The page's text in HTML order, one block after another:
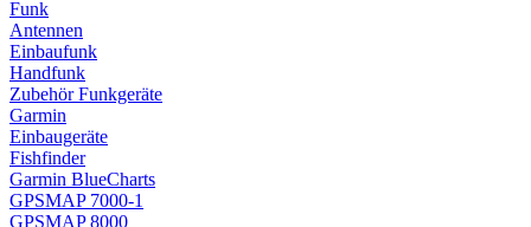
Funk
Antennen
Einbaufunk
Handfunk
Zubehör Funkgeräte
Garmin
Einbaugeräte
Fishfinder
Garmin BlueCharts
GPSMAP 7000-1
GPSMAP 8000